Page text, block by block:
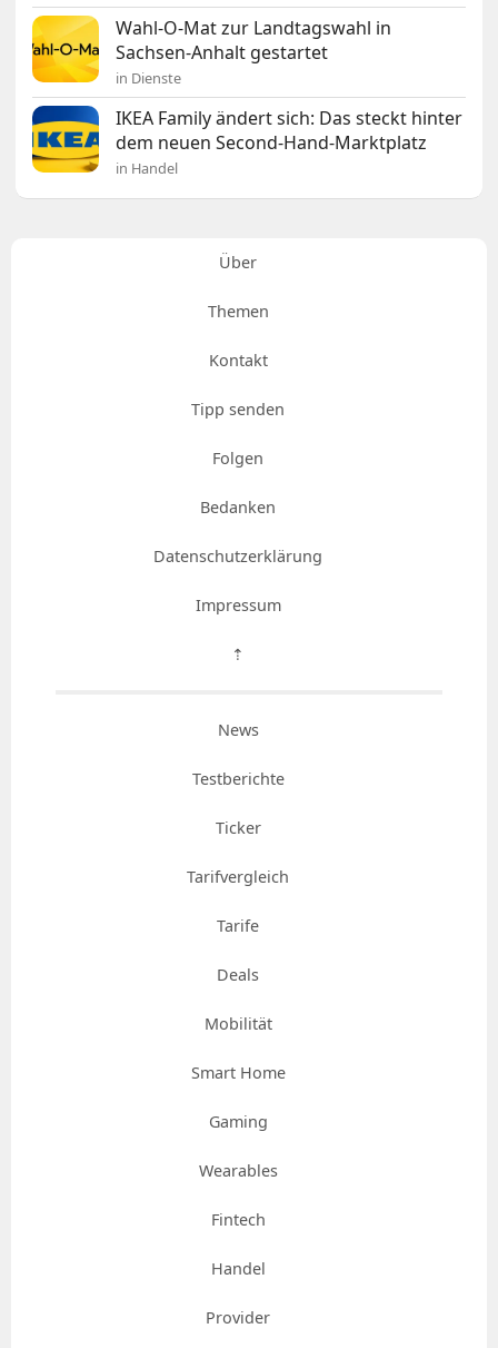
Wahl-O-Mat zur Landtagswahl in
Sachsen-Anhalt gestartet
in Dienste
IKEA Family ändert sich: Das steckt hinter
dem neuen Second-Hand-Marktplatz
in Handel
Über
Themen
Kontakt
Tipp senden
Folgen
Bedanken
Datenschutzerklärung
Impressum
⇡
News
Testberichte
Ticker
Tarifvergleich
Tarife
Deals
Mobilität
Smart Home
Gaming
Wearables
Fintech
Handel
Provider